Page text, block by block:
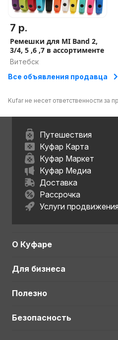
7 р.
Ремешки для MI Band 2,
3/4, 5 ,6 ,7 в ассортименте
Витебск
Все объявления продавца
Kufar не несет ответственности за
Путешествия
Куфар Карта
Куфар Маркет
Куфар Медиа
Доставка
Рассрочка
Услуги продвижения
О Куфаре
Для бизнеса
Полезно
Безопасность